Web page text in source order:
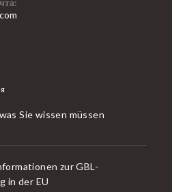
Sie wissen müssen
zur GBL-
in der EU